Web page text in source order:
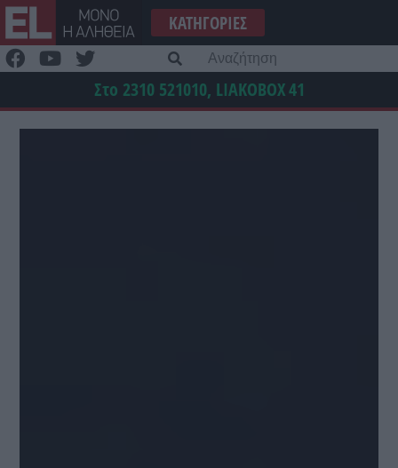
Μετάβαση
στο
περιεχόμενο
ΚΑΤΗΓΟΡΊΕΣ
Στο 2310 521010, LIAKOBOX41